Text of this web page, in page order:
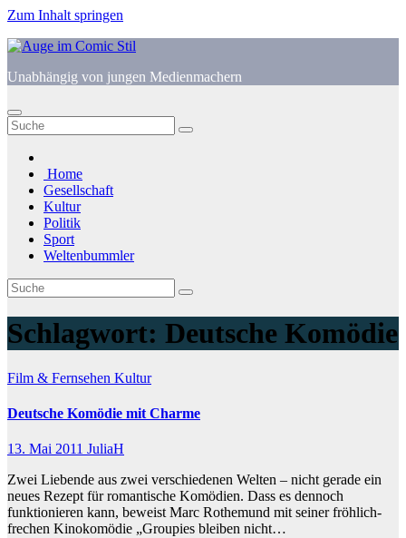
Zum Inhalt springen
Unabhängig von jungen Medienmachern
Home
Gesellschaft
Kultur
Politik
Sport
Weltenbummler
Schlagwort: Deutsche Komödie
Film & Fernsehen Kultur
Deutsche Komödie mit Charme
13. Mai 2011 JuliaH
Zwei Liebende aus zwei verschiedenen Welten – nicht gerade ein
neues Rezept für romantische Komödien. Dass es dennoch
funktionieren kann, beweist Marc Rothemund mit seiner fröhlich-
frechen Kinokomödie „Groupies bleiben nicht…